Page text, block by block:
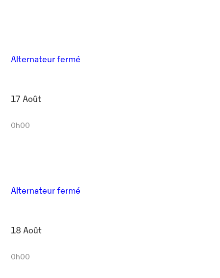
Alternateur fermé
17 Août
0h00
Alternateur fermé
18 Août
0h00